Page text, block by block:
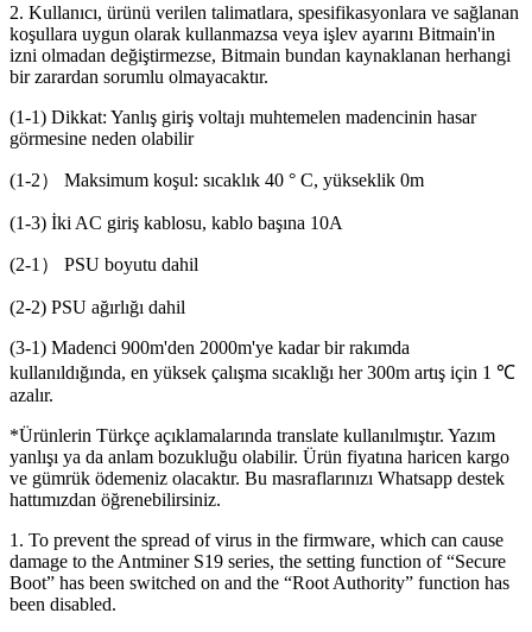
2. Kullanıcı, ürünü verilen talimatlara, spesifikasyonlara ve sağlanan
koşullara uygun olarak kullanmazsa veya işlev ayarını Bitmain'in
izni olmadan değiştirmezse, Bitmain bundan kaynaklanan herhangi
bir zarardan sorumlu olmayacaktır.
(1-1) Dikkat: Yanlış giriş voltajı muhtemelen madencinin hasar
görmesine neden olabilir
(1-2） Maksimum koşul: sıcaklık 40 ° C, yükseklik 0m
(1-3) İki AC giriş kablosu, kablo başına 10A
(2-1） PSU boyutu dahil
(2-2) PSU ağırlığı dahil
(3-1) Madenci 900m'den 2000m'ye kadar bir rakımda
kullanıldığında, en yüksek çalışma sıcaklığı her 300m artış için 1 ℃
azalır.
*Ürünlerin Türkçe açıklamalarında translate kullanılmıştır. Yazım
yanlışı ya da anlam bozukluğu olabilir. Ürün fiyatına haricen kargo
ve gümrük ödemeniz olacaktır. Bu masraflarınızı Whatsapp destek
hattımızdan öğrenebilirsiniz.
1. To prevent the spread of virus in the firmware, which can cause
damage to the Antminer S19 series, the setting function of “Secure
Boot” has been switched on and the “Root Authority” function has
been disabled.